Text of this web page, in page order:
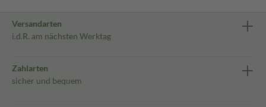
Versandarten
i.d.R. am nächsten Werktag
Zahlarten
sicher und bequem